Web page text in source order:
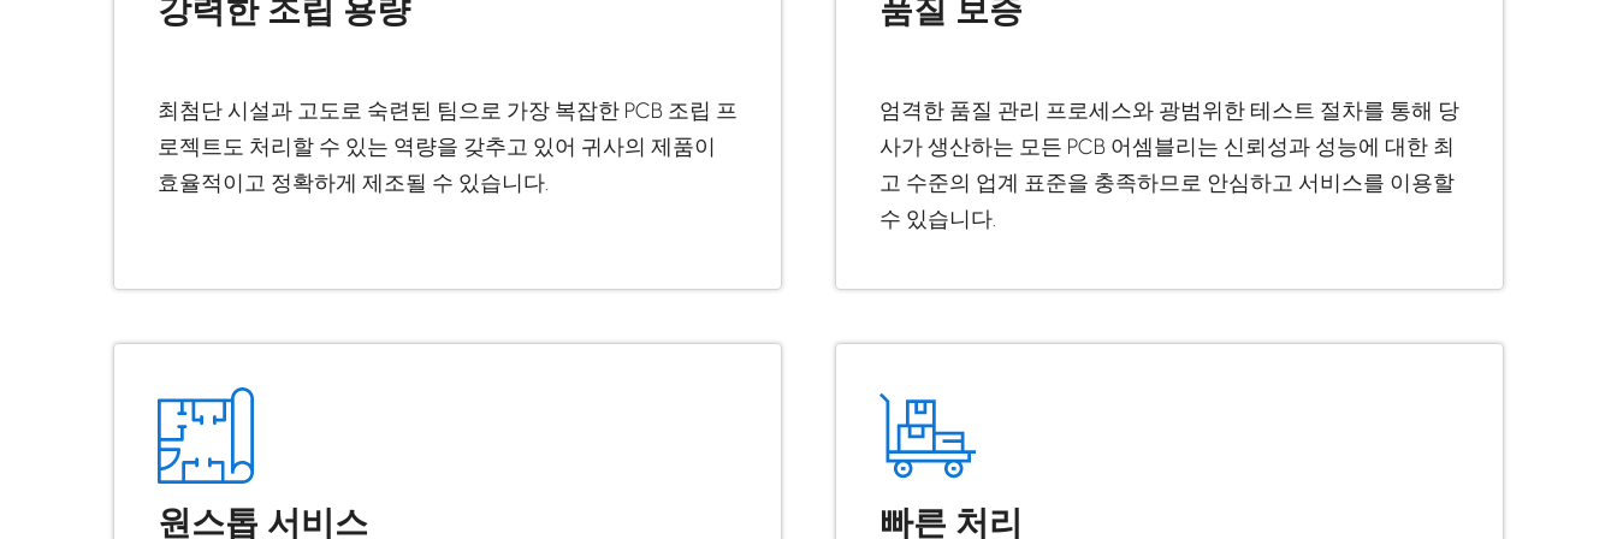
강력한 조립 용량
최첨단 시설과 고도로 숙련된 팀으로 가장 복잡한 PCB 조립 프
로젝트도 처리할 수 있는 역량을 갖추고 있어 귀사의 제품이
효율적이고 정확하게 제조될 수 있습니다.
품질 보증
엄격한 품질 관리 프로세스와 광범위한 테스트 절차를 통해 당
사가 생산하는 모든 PCB 어셈블리는 신뢰성과 성능에 대한 최
고 수준의 업계 표준을 충족하므로 안심하고 서비스를 이용할
수 있습니다.
원스톱 서비스 빠른 처리